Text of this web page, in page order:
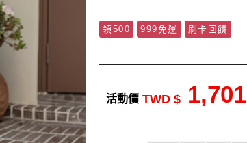
領500 999免運 刷卡回饋
活動價 TWD $ 1,701